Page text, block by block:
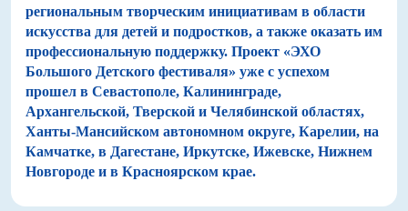
региональным творческим инициативам в области
искусства для детей и подростков, а также оказать им
профессиональную поддержку. Проект «ЭХО
Большого Детского фестиваля» уже с успехом
прошел в Севастополе, Калининграде,
Архангельской, Тверской и Челябинской областях,
Ханты-Мансийском автономном округе, Карелии, на
Камчатке, в Дагестане, Иркутске, Ижевске, Нижнем
Новгороде и в Красноярском крае.